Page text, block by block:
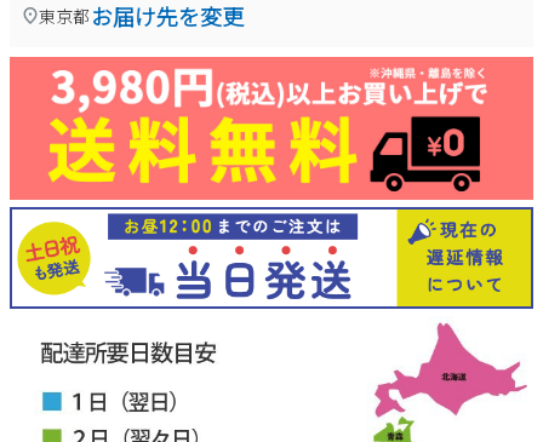
東京都 お届け先を変更